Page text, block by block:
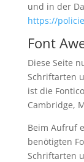
und in der
https://
Font
Diese Seite
Schriftarten
ist die
Cambridge,
Beim Aufruf
benötigten
Schriftarten